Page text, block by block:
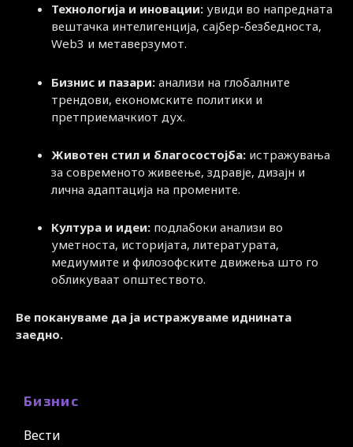
Технологија и иновации: увиди во напредната
вештачка интелигенција, сајбер-безбедноста,
Web3 и метаверзумот.
Бизнис и пазари: анализи на глобалните
трендови, економските политики и
претприемачкиот дух.
Животен стил и благосостојба: истражувања
за современото живеење, здравје, дизајн и
лична адаптација на промените.
Култура и идеи: подлабоки анализи во
уметноста, историјата, литературата,
медиумите и филозофските движења што го
обликуваат општеството.
Ве покануваме да ја истражуваме иднината
заедно.
Бизнис
Вести